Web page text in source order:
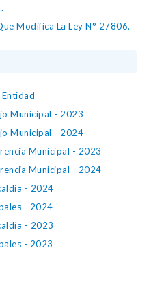
Modifica La Ley N° 27806.
Municipal - 2023
Municipal - 2024
Municipal - 2023
Municipal - 2024
- 2024
- 2024
- 2023
- 2023